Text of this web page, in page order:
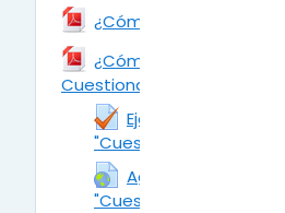
¿Cómo añadir la
¿Cómo añadir la
Cuestionario?
Ejemplo de la
"Cuestionario"
Agregar la Actividad
"Cuestionario"